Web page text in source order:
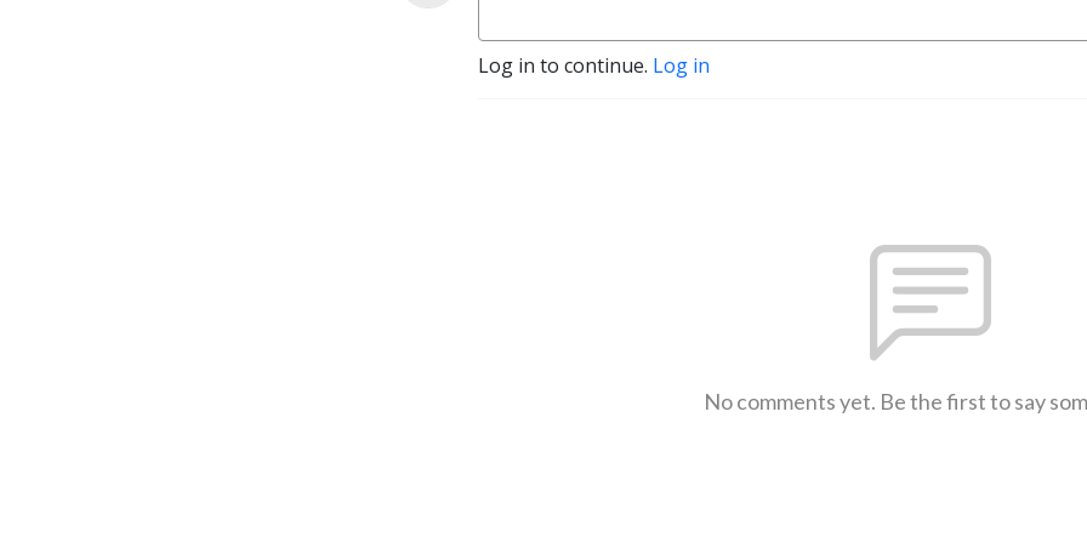
Log in to continue. Log in
No comments yet. Be the first to say